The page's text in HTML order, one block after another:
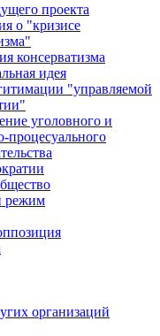
проекта
о "кризисе
консерватизма
идея
"управляемой
уголовного и
процесуального
режим
организаций